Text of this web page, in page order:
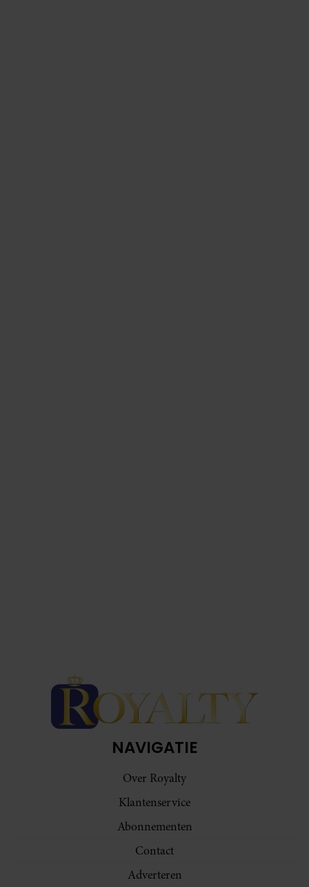
NAVIGATIE
Over Royalty
Klantenservice
Abonnementen
Contact
Adverteren